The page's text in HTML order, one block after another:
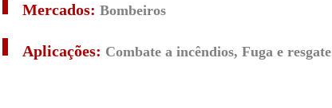
Mercados: Bombeiros
Aplicações: Combate a incêndios, Fuga e resgate